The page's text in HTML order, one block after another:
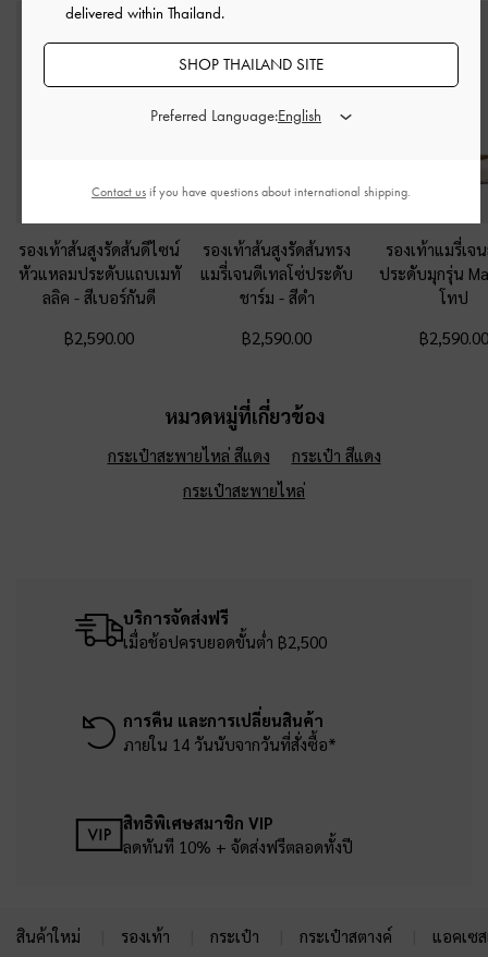
รองเท้าส้นสูงรัดส้นดีไซน์
หัวแหลมประดับแถบเมทั
ลลิค-สีเบอร์กันดี
฿2,590.00
รองเท้าส้นสูงรัดส้นทรง
แมรี่เจนดีเทลโซ่ประดับ
ชาร์ม - สีดำ
฿2,590.00
รองเท้าแมรี่เจ
ประดับมุกรุ่น
โทป
฿2,590.00
หมวดหมู่ที่เกี่ยวข้อง
กระเป๋าสะพายไหล่ สีแดง
กระเป๋า สีแดง
กระเป๋าสะพายไหล่
บริการจัดส่งฟรี
เมื่อช้อปครบยอดขั้นต่ำ ฿2,500
การคืน และการเปลี่ยนสินค้า
ภายใน 14 วันนับจากวันที่สั่งซื้อ*
สิทธิพิเศษสมาชิก VIP
ลดทันที 10% + จัดส่งฟรีตลอดทั้งปี
สินค้าใหม่ รองเท้า กระเป๋า กระเป๋าสตางค์ แอคเซ
delivered within Thailand.
SHOP THAILAND SITE
Preferred Language:
Contact us if you have questions about international shipping.